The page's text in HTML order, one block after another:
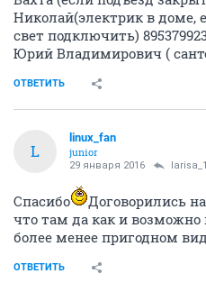
Николай(электрик в доме,
свет подключить)
Юрий Владимирович (
ОТВЕТИТЬ
L
linux_fan
junior
29 января 2016
Спасибо
Договорились
что там да как и возможно
более менее пригодном
ОТВЕТИТЬ